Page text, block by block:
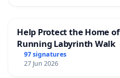
Help Protect the Home
Running Labyrinth Walk
97 signatures
27 Jun 2026